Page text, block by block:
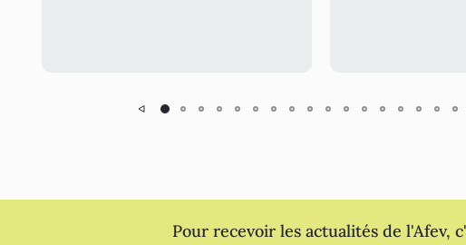
Pour recevoir les actualités de l'Afev,